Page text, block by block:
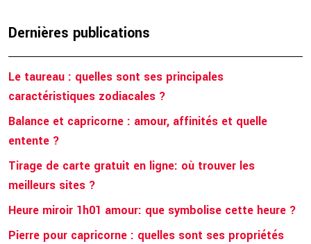
Dernières publications
Le taureau : quelles sont ses principales
caractéristiques zodiacales ?
Balance et capricorne : amour, affinités et quelle
entente ?
Tirage de carte gratuit en ligne: où trouver les
meilleurs sites ?
Heure miroir 1h01 amour: que symbolise cette heure ?
Pierre pour capricorne : quelles sont ses propriétés